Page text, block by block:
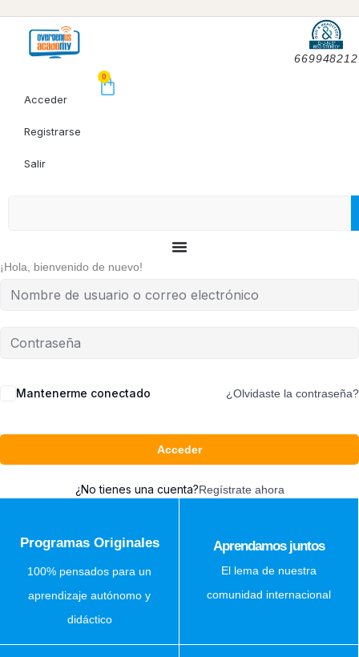
669948212
Acceder
Registrarse
Salir
0
¡Hola, bienvenido de nuevo!
Mantenerme conectado ¿Olvidaste la contraseña?
Acceder
¿No tienes una cuenta?Regístrate ahora
Programas Originales
100% pensados para un
aprendizaje autónomo y
didáctico
Aprendamos juntos
El lema de nuestra
comunidad internacional